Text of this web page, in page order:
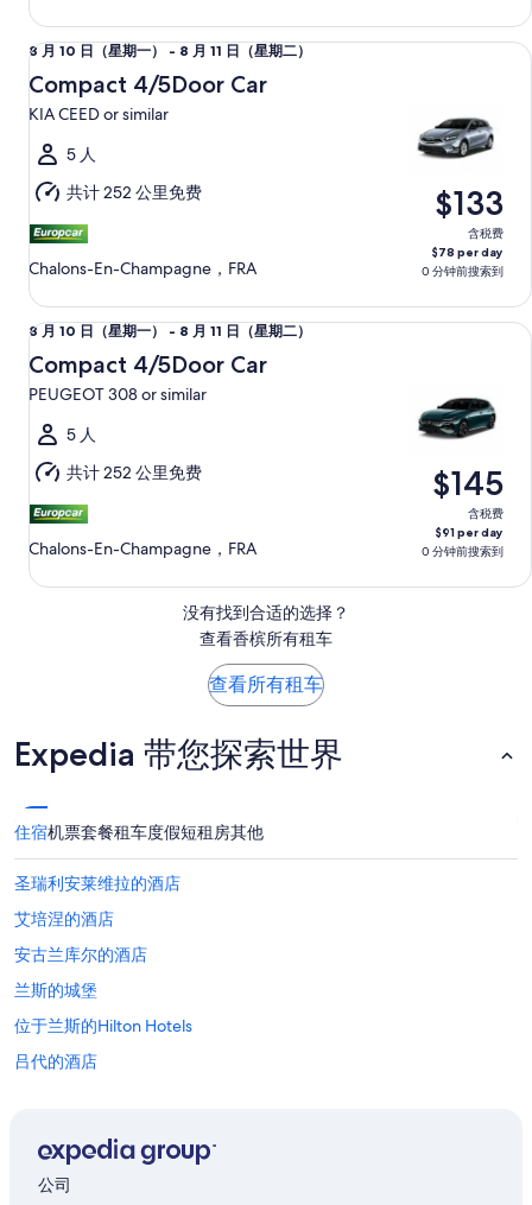
11
日
（星
期
8
月
10
（星
期
一）
至
8
11
日
（星
期
8 月 10 日（星期一） - 8 月 11 日（星期二）
Compact 4/5Door Car
KIA CEED or similar
5 人
共计 252 公里免费
Chalons-En-Champagne，FRA
$133
含税费
$78 per day
0 分钟前搜索到
Compact 4/5Door Car KIA CEED or similar
8
月
10
（星
期
一）
至
8
11
8 月 10 日（星期一） - 8 月 11 日（星期二）
Compact 4/5Door Car
PEUGEOT 308 or similar
5 人
共计 252 公里免费
Chalons-En-Champagne，FRA
$145
含税费
$91 per day
0 分钟前搜索到
Compact 4/5Door Car PEUGEOT 308 or similar
没有找到合适的选择？
查看香槟所有租车
查看所有租车
Expedia 带您探索世界
住宿机票套餐租车度假短租房其他
圣瑞利安莱维拉的酒店
艾培涅的酒店
安古兰库尔的酒店
兰斯的城堡
位于兰斯的Hilton Hotels
吕代的酒店
奥布河畔阿尔西的酒店
公司